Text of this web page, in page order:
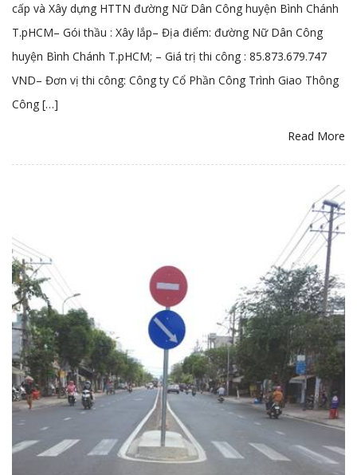
cấp và Xây dựng HTTN đường Nữ Dân Công huyện Bình Chánh
T.pHCM– Gói thầu : Xây lắp– Địa điểm: đường Nữ Dân Công
huyện Bình Chánh T.pHCM; – Giá trị thi công : 85.873.679.747
VND– Đơn vị thi công: Công ty Cổ Phần Công Trình Giao Thông
Công […]
Read More